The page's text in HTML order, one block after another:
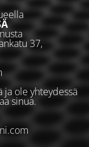
37,
ja ole yhteydessä
sinua.